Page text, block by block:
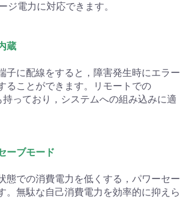
ジ電力に対応できます。
蔵
子に配線をすると，障害発生時にエラー
ることができます。リモートでの
持っており，システムへの組み込みに適
ーブモード
態での消費電力を低くする，パワーセー
。無駄な自己消費電力を効率的に抑えら